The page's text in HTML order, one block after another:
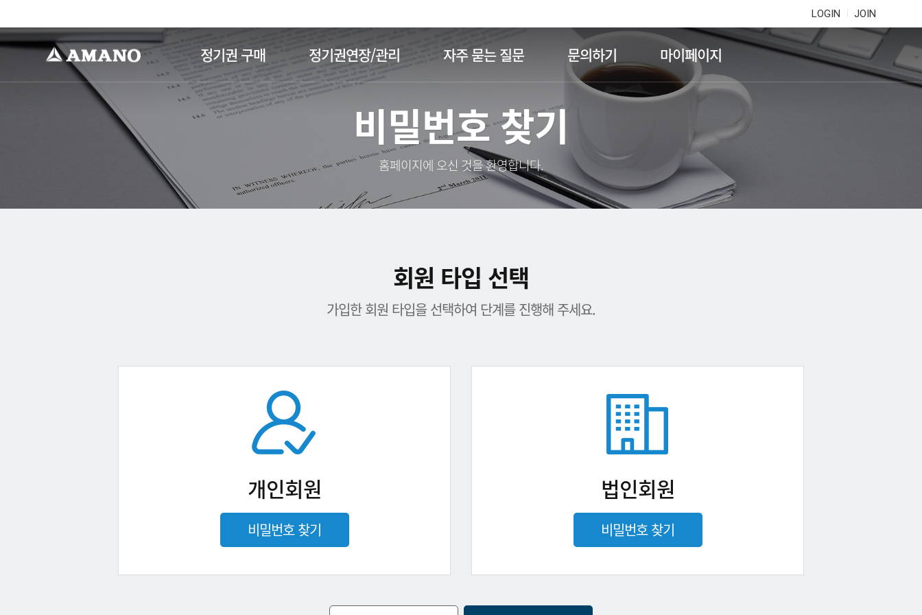
LOGIN JOIN
정기권 구매 정기권연장/관리 자주 묻는 질문 문의하기 마이페이지
비밀번호 찾기
홈페이지에 오신 것을 환영합니다.
회원 타입 선택
가입한 회원 타입을 선택하여 단계를 진행해 주세요.
개인회원
비밀번호 찾기
법인회원
비밀번호 찾기